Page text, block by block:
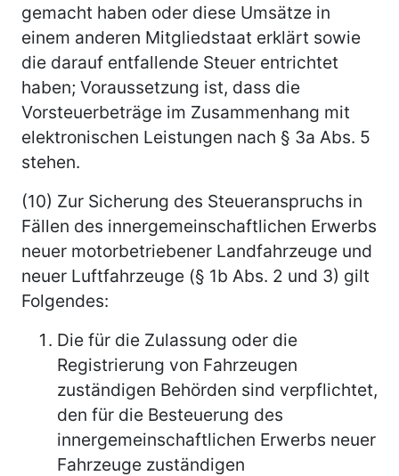
gemacht haben oder diese Umsätze in
einem anderen Mitgliedstaat erklärt sowie
die darauf entfallende Steuer entrichtet
haben; Voraussetzung ist, dass die
Vorsteuerbeträge im Zusammenhang mit
elektronischen Leistungen nach § 3a Abs. 5
stehen.
(10) Zur Sicherung des Steueranspruchs in
Fällen des innergemeinschaftlichen Erwerbs
neuer motorbetriebener Landfahrzeuge und
neuer Luftfahrzeuge (§ 1b Abs. 2 und 3) gilt
Folgendes:
Die für die Zulassung oder die
Registrierung von Fahrzeugen
zuständigen Behörden sind verpflichtet,
den für die Besteuerung des
innergemeinschaftlichen Erwerbs neuer
Fahrzeuge zuständigen